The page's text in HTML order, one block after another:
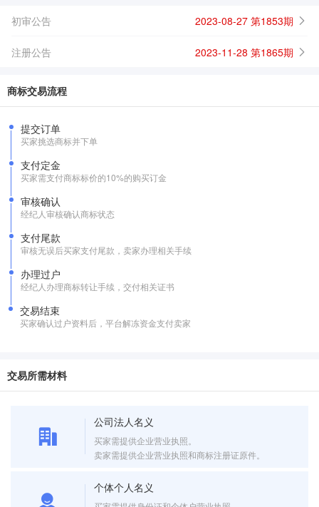
初审公告 2023-08-27 第1853期
注册公告 2023-11-28 第1865期
商标交易流程
提交订单
买家挑选商标并下单
支付定金
买家需支付商标标价的10%的购买订金
审核确认
经纪人审核确认商标状态
支付尾款
审核无误后买家支付尾款，卖家办理相关手续
办理过户
经纪人办理商标转让手续，交付相关证书
交易结束
买家确认过户资料后，平台解冻资金支付卖家
交易所需材料
公司法人名义
买家需提供企业营业执照。
卖家需提供企业营业执照和商标注册证原件。
个体个人名义